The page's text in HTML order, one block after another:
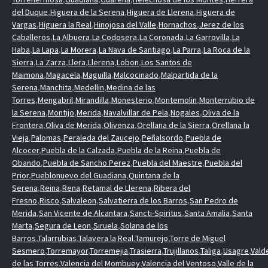
del Duque,Higuera de la Serena,Higuera de Llerena,Higuera de
Vargas,Higuera la Real,Hinojosa del Valle,Hornachos,Jerez de los
Caballeros,La Albuera,La Codosera,La Coronada,La Garrovilla,La
Haba,La Lapa,La Morera,La Nava de Santiago,La Parra,La Roca de la
Sierra,La Zarza,Llera,Llerena,Lobon,Los Santos de
Maimona,Magacela,Maguilla,Malcocinado,Malpartida de la
Serena,Manchita,Medellin,Medina de las
Torres,Mengabril,Mirandilla,Monesterio,Montemolin,Monterrubio de
la Serena,Montijo,Merida,Navalvillar de Pela,Nogales,Oliva de la
Frontera,Oliva de Merida,Olivenza,Orellana de la Sierra,Orellana la
Vieja,Palomas,Peraleda del Zaucejo,Peñalsordo,Puebla de
Alcocer,Puebla de la Calzada,Puebla de la Reina,Puebla de
Obando,Puebla de Sancho Perez,Puebla del Maestre,Puebla del
Prior,Pueblonuevo del Guadiana,Quintana de la
Serena,Reina,Rena,Retamal de Llerena,Ribera del
Fresno,Risco,Salvaleon,Salvatierra de los Barros,San Pedro de
Merida,San Vicente de Alcantara,Sancti-Spiritus,Santa Amalia,Santa
Marta,Segura de Leon,Siruela,Solana de los
Barros,Talarrubias,Talavera la Real,Tamurejo,Torre de Miguel
Sesmero,Torremayor,Torremejia,Trasierra,Trujillanos,Taliga,Usagre,
de las Torres,Valencia del Mombuey,Valencia del Ventoso,Valle de la